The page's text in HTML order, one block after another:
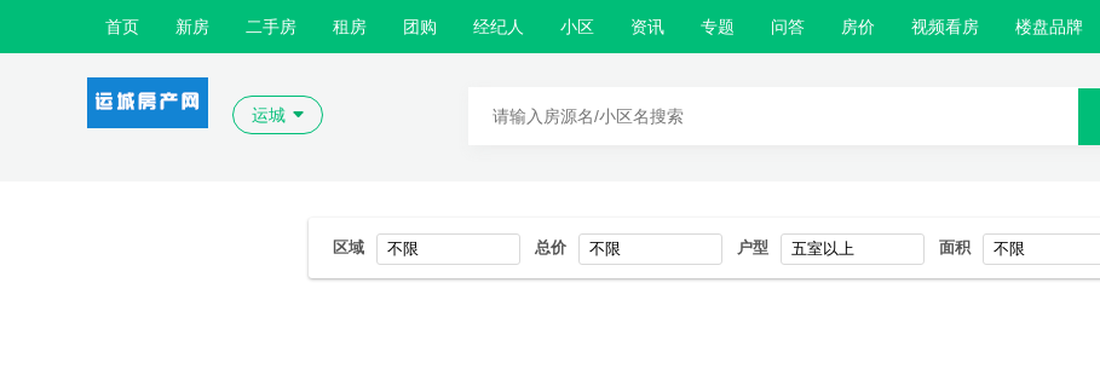
首页 新房 二手房 租房 团购 经纪人 小区 资讯 专题 问答 房价 视频看房 楼盘品牌
运城
区域 不限 总价 不限 户型 五室以上 面积 不限